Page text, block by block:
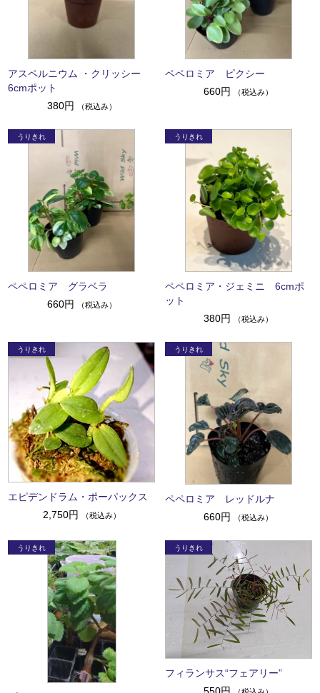
アスペルニウム ・クリッシー
6cmポット
380円
（税込み）
ペペロミア ピクシー
660円
（税込み）
ペペロミア グラベラ
660円
（税込み）
ペペロミア・ジェミニ 6cmポ
ット
380円
（税込み）
エピデンドラム・ポーパックス
2,750円
（税込み）
ペペロミア レッドルナ
660円
（税込み）
フィランサス“フェアリー”